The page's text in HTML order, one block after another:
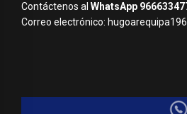
Contáctenos al WhatsApp
Correo electrónico: